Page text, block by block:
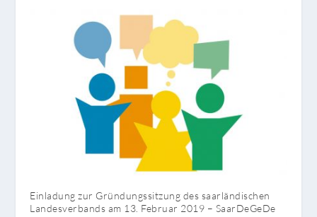
Einladung zur Gründungssitzung des saarländischen
Landesverbands am 13. Februar 2019 – SaarDeGeDe